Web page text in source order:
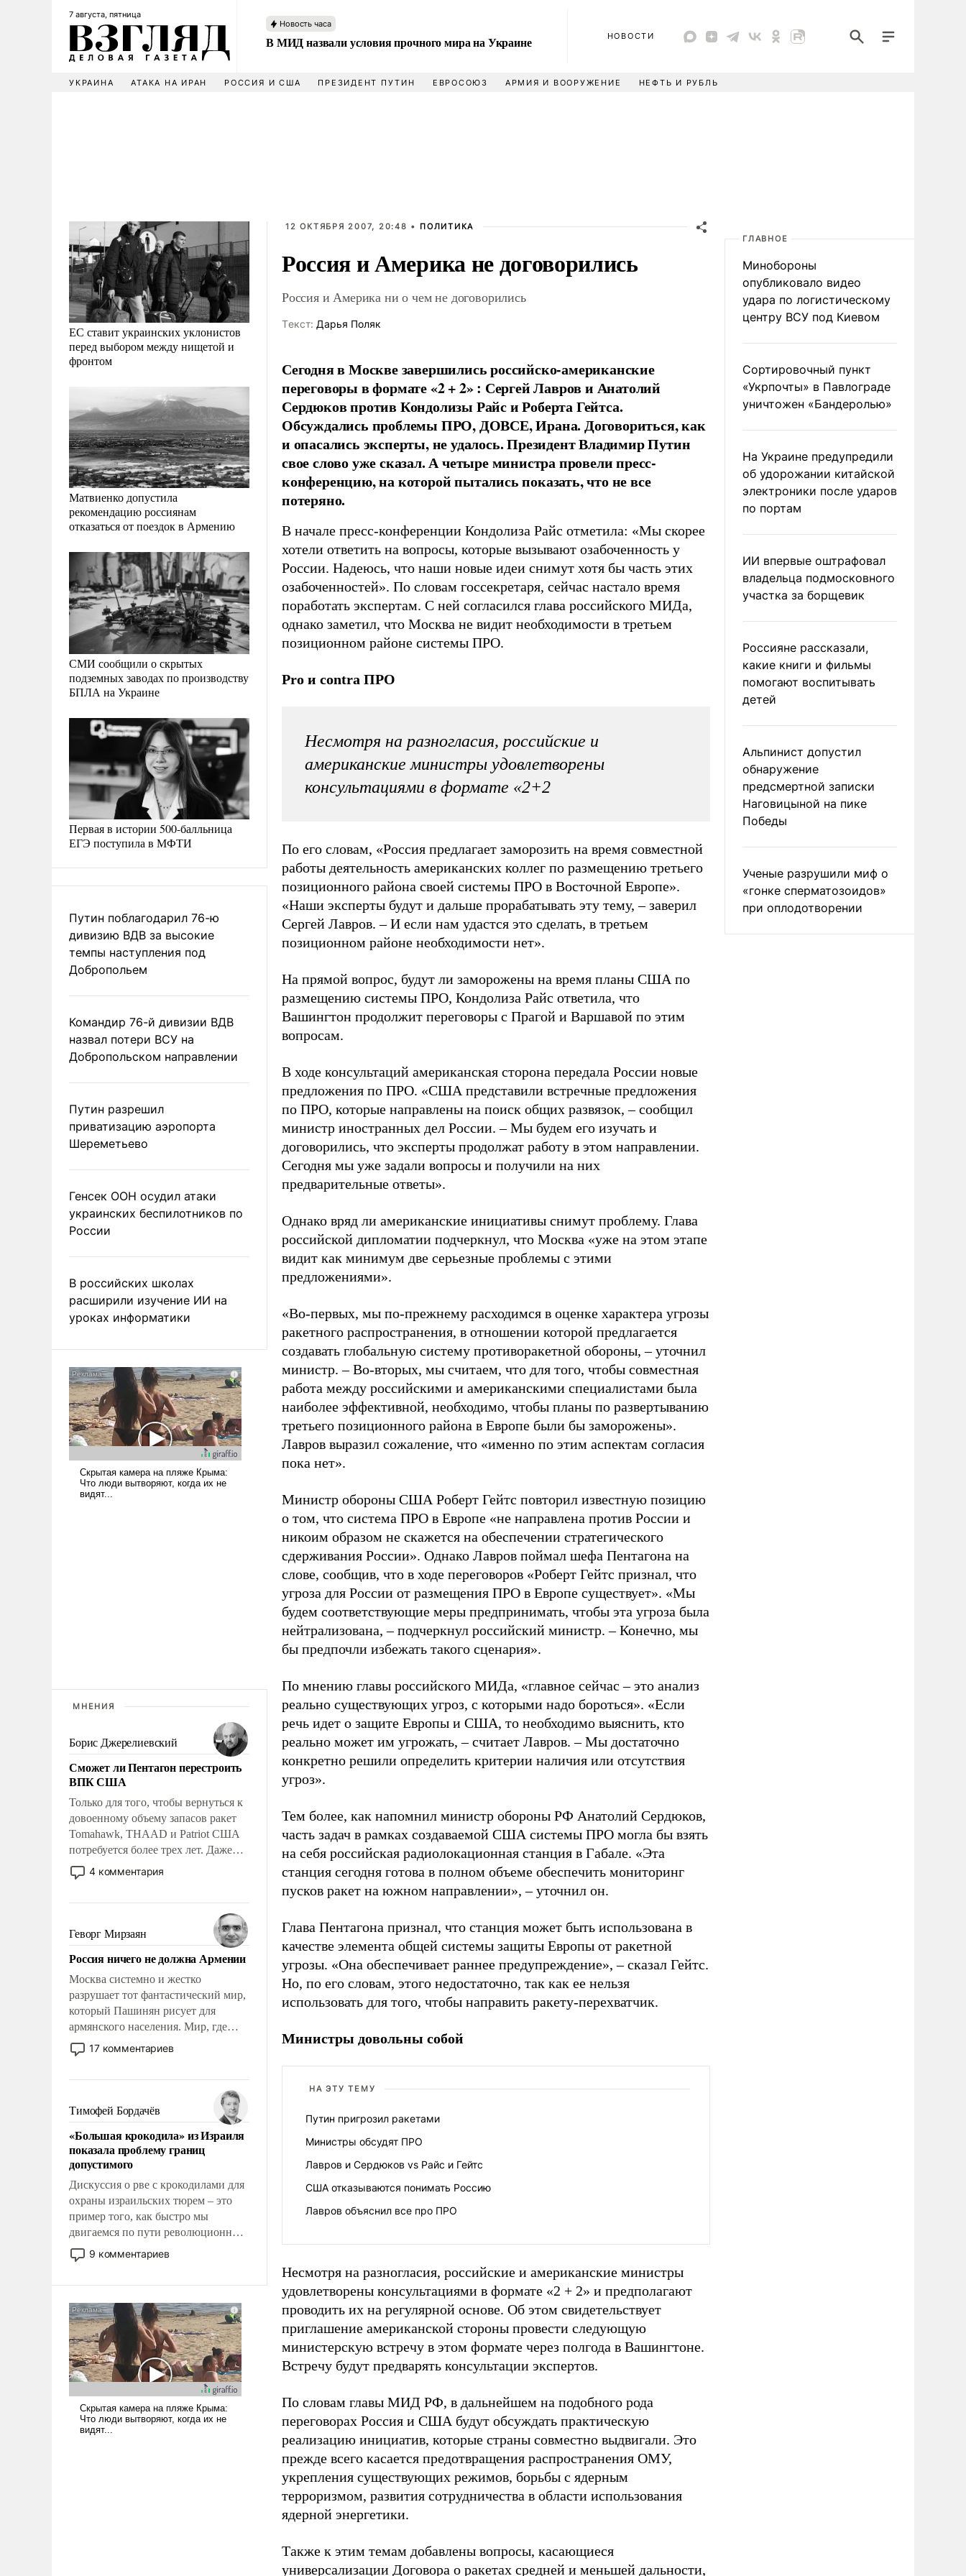
7 августа, пятница
Новость часа
В МИД назвали условия прочного мира на Украине НОВОСТИ
УКРАИНА АТАКА НА ИРАН РОССИЯ И США ПРЕЗИДЕНТ ПУТИН ЕВРОСОЮЗ АРМИЯ И ВООРУЖЕНИЕ НЕФТЬ И РУБЛЬ
ЕС ставит украинских уклонистов
перед выбором между нищетой и
фронтом
Матвиенко допустила
рекомендацию россиянам
отказаться от поездок в Армению
СМИ сообщили о скрытых
подземных заводах по производству
БПЛА на Украине
Первая в истории 500-балльница
ЕГЭ поступила в МФТИ
Путин поблагодарил 76-ю
дивизию ВДВ за высокие
темпы наступления под
Добропольем
Командир 76-й дивизии ВДВ
назвал потери ВСУ на
Добропольском направлении
Путин разрешил
приватизацию аэропорта
Шереметьево
Генсек ООН осудил атаки
украинских беспилотников по
России
В российских школах
расширили изучение ИИ на
уроках информатики
МНЕНИЯ
Борис Джерелиевский
Сможет ли Пентагон перестроить
ВПК США
Только для того, чтобы вернуться к
довоенному объему запасов ракет
Tomahawk, THAAD и Patriot США
потребуется более трех лет. Даже
небольшая война с Ираном
опустошила американские
уязвимости США, например, перед
Китаем.
4 комментария
Геворг Мирзаян
Россия ничего не должна Армении
Москва системно и жестко
разрушает тот фантастический мир,
который Пашинян рисует для
армянского населения. Мир, где
политические прожекты будут
безусловно оплачиваться за счет
где Еревану за свои поступки не
нужно отвечать.
17 комментариев
Тимофей Бордачёв
«Большая крокодила» из Израиля
показала проблему границ
допустимого
Дискуссия о рве с крокодилами для
охраны израильских тюрем – это
пример того, как быстро мы
двигаемся по пути революционных
изменений. То, что несколько лет
назад было образом для
9 комментариев
12 ОКТЯБРЯ 2007, 20:48 • ПОЛИТИКА
Россия и Америка не договорились
Россия и Америка ни о чем не договорились
Tекст: Дарья Поляк
Сегодня в Москве завершились российско-американские
переговоры в формате«2 + 2»: Сергей Лавров и Анатолий
Сердюков против Кондолизы Райс и Роберта Гейтса.
Обсуждались проблемы ПРО, ДОВСЕ, Ирана. Договориться, как
и опасались эксперты, не удалось. Президент Владимир Путин
свое слово ужесказал. А четыре министра провели пресс-
конференцию, на которой пытались показать, что не все
потеряно.
В начале пресс-конференции Кондолиза Райс отметила: «Мы скорее
хотели ответить на вопросы, которые вызывают озабоченность у
России. Надеюсь, что наши новые идеи снимут хотя бы часть этих
озабоченностей». По словам госсекретаря, сейчас настало время
поработать экспертам. С ней согласился глава российского МИДа,
однако заметил, что Москва не видит необходимости в третьем
позиционном районе системы ПРО.
Pro и contra ПРО
Несмотря на разногласия, российские и
американские министры удовлетворены
консультациями в формате «2+2
По его словам, «Россия предлагает заморозить на время совместной
работы деятельность американских коллег по размещению третьего
позиционного района своей системы ПРО в Восточной Европе».
«Наши эксперты будут и дальше прорабатывать эту тему, – заверил
Сергей Лавров. – И если нам удастся это сделать, в третьем
позиционном районе необходимости нет».
На прямой вопрос, будут ли заморожены на время планы США по
размещению системы ПРО, Кондолиза Райс ответила, что
Вашингтон продолжит переговоры с Прагой и Варшавой по этим
вопросам.
В ходе консультаций американская сторона передала России новые
предложения по ПРО. «США представили встречные предложения
по ПРО, которые направлены на поиск общих развязок, – сообщил
министр иностранных дел России. – Мы будем его изучать и
договорились, что эксперты продолжат работу в этом направлении.
Сегодня мы уже задали вопросы и получили на них
предварительные ответы».
Однако вряд ли американские инициативы снимут проблему. Глава
российской дипломатии подчеркнул, что Москва «уже на этом этапе
видит как минимум две серьезные проблемы с этими
предложениями».
«Во-первых, мы по-прежнему расходимся в оценке характера угрозы
ракетного распространения, в отношении которой предлагается
создавать глобальную систему противоракетной обороны, – уточнил
министр. – Во-вторых, мы считаем, что для того, чтобы совместная
работа между российскими и американскими специалистами была
наиболее эффективной, необходимо, чтобы планы по развертыванию
третьего позиционного района в Европе были бы заморожены».
Лавров выразил сожаление, что «именно по этим аспектам согласия
пока нет».
Министр обороны США Роберт Гейтс повторил известную позицию
о том, что система ПРО в Европе «не направлена против России и
никоим образом не скажется на обеспечении стратегического
сдерживания России». Однако Лавров поймал шефа Пентагона на
слове, сообщив, что в ходе переговоров «Роберт Гейтс признал, что
угроза для России от размещения ПРО в Европе существует». «Мы
будем соответствующие меры предпринимать, чтобы эта угроза была
нейтрализована, – подчеркнул российский министр. – Конечно, мы
бы предпочли избежать такого сценария».
По мнению главы российского МИДа, «главное сейчас – это анализ
реально существующих угроз, с которыми надо бороться». «Если
речь идет о защите Европы и США, то необходимо выяснить, кто
реально может им угрожать, – считает Лавров. – Мы достаточно
конкретно решили определить критерии наличия или отсутствия
угроз».
Тем более, как напомнил министр обороны РФ Анатолий Сердюков,
часть задач в рамках создаваемой США системы ПРО могла бы взять
на себя российская радиолокационная станция в Габале. «Эта
станция сегодня готова в полном объеме обеспечить мониторинг
пусков ракет на южном направлении», – уточнил он.
Глава Пентагона признал, что станция может быть использована в
качестве элемента общей системы защиты Европы от ракетной
угрозы. «Она обеспечивает раннее предупреждение», – сказал Гейтс.
Но, по его словам, этого недостаточно, так как ее нельзя
использовать для того, чтобы направить ракету-перехватчик.
Министры довольны собой
НА ЭТУ ТЕМУ
Путин пригрозил ракетами
Министры обсудят ПРО
Лавров и Сердюков vs Райс и Гейтс
США отказываются понимать Россию
Лавров объяснил все про ПРО
Несмотря на разногласия, российские и американские министры
удовлетворены консультациями в формате «2 + 2» и предполагают
проводить их на регулярной основе. Об этом свидетельствует
приглашение американской стороны провести следующую
министерскую встречу в этом формате через полгода в Вашингтоне.
Встречу будут предварять консультации экспертов.
По словам главы МИД РФ, в дальнейшем на подобного рода
переговорах Россия и США будут обсуждать практическую
реализацию инициатив, которые страны совместно выдвигали. Это
прежде всего касается предотвращения распространения ОМУ,
укрепления существующих режимов, борьбы с ядерным
терроризмом, развития сотрудничества в области использования
ядерной энергетики.
Также к этим темам добавлены вопросы, касающиеся
универсализации Договора о ракетах средней и меньшей дальности,
ГЛАВНОЕ
Минобороны
опубликовало видео
удара по логистическому
центру ВСУ под Киевом
Сортировочный пункт
«Укрпочты» в Павлограде
уничтожен «Бандеролью»
На Украине предупредили
об удорожании китайской
электроники после ударов
по портам
ИИ впервые оштрафовал
владельца подмосковного
участка за борщевик
Россияне рассказали,
какие книги и фильмы
помогают воспитывать
детей
Альпинист допустил
обнаружение
предсмертной записки
Наговицыной на пике
Победы
Ученые разрушили миф о
«гонке сперматозоидов»
при оплодотворении